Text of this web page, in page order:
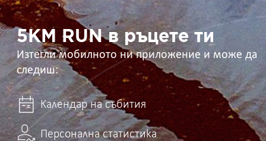
в
ръцете
ти 5KM RUN в ръцете ти
Изтегли мобилното ни приложение и може да
следиш:
Календар на събития
Персонална статистика